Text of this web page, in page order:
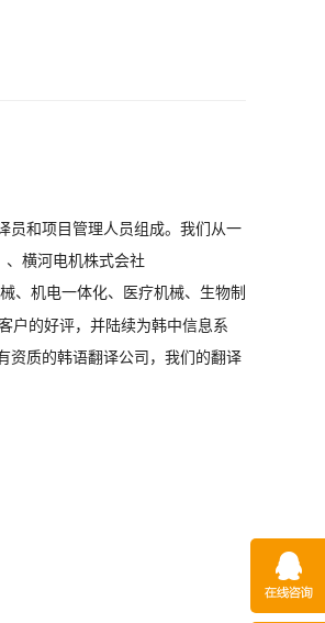
员和项目管理人员组成。我们从一
、横河电机株式会社
、机电一体化、医疗机械、生物制
户的好评，并陆续为韩中信息系
资质的韩语翻译公司，我们的翻译